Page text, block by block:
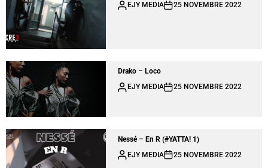
EJY MEDIA
25 NOVEMBRE 2022
Drako – Loco
EJY MEDIA
25 NOVEMBRE 2022
Nessé – En R (#YATTA! 1)
EJY MEDIA
25 NOVEMBRE 2022